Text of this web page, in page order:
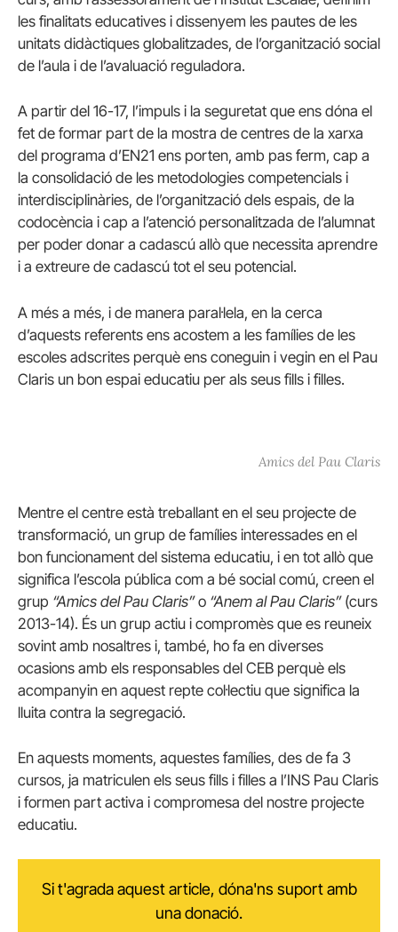
les finalitats educatives i dissenyem les pautes de les
unitats didàctiques globalitzades, de l’organització social
de l’aula i de l’avaluació reguladora.
A partir del 16-17, l’impuls i la seguretat que ens dóna el
fet de formar part de la mostra de centres de la xarxa
del programa d’EN21 ens porten, amb pas ferm, cap a
la consolidació de les metodologies competencials i
interdisciplinàries, de l’organització dels espais, de la
codocència i cap a l’atenció personalitzada de l’alumnat
per poder donar a cadascú allò que necessita aprendre
i a extreure de cadascú tot el seu potencial.
A més a més, i de manera paral·lela, en la cerca
d’aquests referents ens acostem a les famílies de les
escoles adscrites perquè ens coneguin i vegin en el Pau
Claris un bon espai educatiu per als seus fills i filles.
Amics del Pau Claris
Mentre el centre està treballant en el seu projecte de
transformació, un grup de famílies interessades en el
bon funcionament del sistema educatiu, i en tot allò que
significa l’escola pública com a bé social comú, creen el
grup “Amics del Pau Claris”o “Anem al Pau Claris”(curs
2013-14). És un grup actiu i compromès que es reuneix
sovint amb nosaltres i, també, ho fa en diverses
ocasions amb els responsables del CEB perquè els
acompanyin en aquest repte col·lectiu que significa la
lluita contra la segregació.
En aquests moments, aquestes famílies, des de fa 3
cursos, ja matriculen els seus fills i filles a l’INS Pau Claris
i formen part activa i compromesa del nostre projecte
educatiu.
Si t'agrada aquest article, dóna'ns suport amb
una donació.